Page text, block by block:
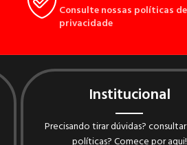
Consulte nossas políticas de
privacidade
Institucional
Precisando tirar dúvidas? consultar